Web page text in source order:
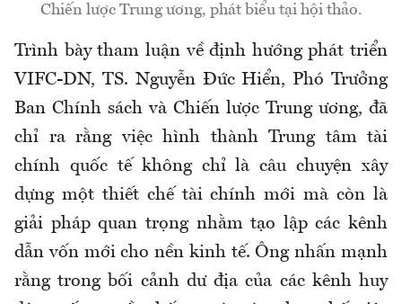
Chiến lược Trung ương, phát biểu tại hội thảo.
Trình bày tham luận về định hướng phát triển
VIFC-DN, TS. Nguyễn Đức Hiển, Phó Trưởng
Ban Chính sách và Chiến lược Trung ương, đã
chỉ ra rằng việc hình thành Trung tâm tài
chính quốc tế không chỉ là câu chuyện xây
dựng một thiết chế tài chính mới mà còn là
giải pháp quan trọng nhằm tạo lập các kênh
dẫn vốn mới cho nền kinh tế. Ông nhấn mạnh
rằng trong bối cảnh dư địa của các kênh huy